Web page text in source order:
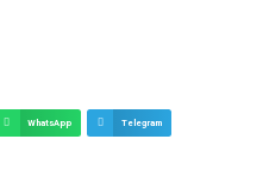
WhatsApp Telegram